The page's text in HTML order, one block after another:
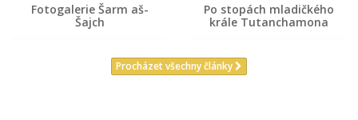
Fotogalerie Šarm aš-
Šajch
Po stopách mladičkého
krále Tutanchamona
Procházet všechny články